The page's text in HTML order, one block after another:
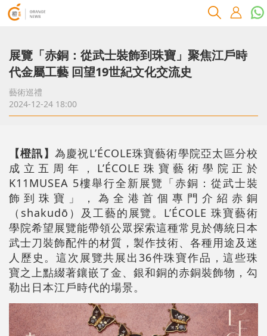
展覽「赤銅：從武士裝飾到珠寶」聚焦江戶時
代金屬工藝 回望19世紀文化交流史
藝術巡禮
2024-12-24 18:00
【橙訊】 為慶祝L’ÉCOLE珠寶藝術學院亞太區分校
成立五周年，L’ÉCOLE珠寶藝術學院正於
K11MUSEA 5樓舉行全新展覽「赤銅：從武⼠裝
飾到珠寶」，為全港首個專門介紹赤銅
（shakudō）及工藝的展覽。L’ÉCOLE 珠寶藝術
學院希望展覽能帶領公眾探索這種常見於傳統日本
武士刀裝飾配件的材質，製作技術、各種用途及迷
人歷史。這次展覽共展出36件珠寶作品，這些珠
寶之上點綴著鑲嵌了金、銀和銅的赤銅裝飾物，勾
勒出日本江戶時代的場景。